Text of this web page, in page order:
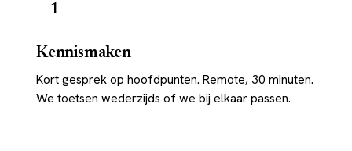
1
Kennismaken
Kort gesprek op hoofdpunten. Remote, 30 minuten.
We toetsen wederzijds of we bij elkaar passen.